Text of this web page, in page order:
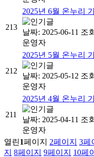
213
2025년 6월 온누리
날짜: 2025-06-11 조
운영자
212
2025년 5월 온누리
날짜: 2025-05-12 조
운영자
211
2025년 4월 온누리
날짜: 2025-04-11 조
운영자
열린1페이지 2페이지 3페
지 8페이지 9페이지 10페